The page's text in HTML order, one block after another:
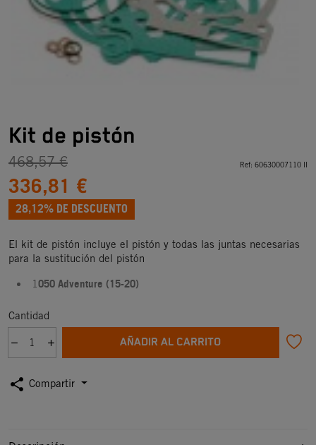
Kit de pistón
468,57 €
336,81 €
28,12% DE DESCUENTO
Ref: 60630007110 II
El kit de pistón incluye el pistón y todas las juntas necesarias
para la sustitución del pistón
1 050 Adventure (15-20)
Cantidad
AÑADIR AL CARRITO
share Compartir